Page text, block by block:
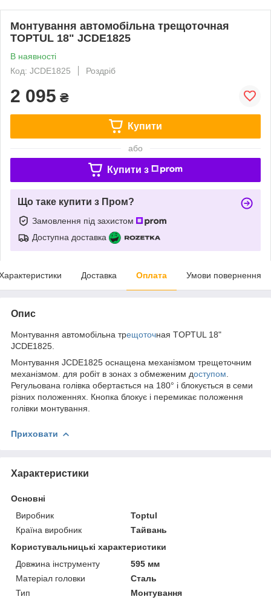
Монтування автомобільна трещоточная
TOPTUL 18" JCDE1825
В наявності
Код: JCDE1825
Роздріб
2 095 ₴
Купити
або
Купити з
Що таке купити з Пром?
Замовлення під захистом
Доступна доставка
Доставка Оплата Умови повернення
Опис
Монтування автомобільна трещоточная TOPTUL 18"
JCDE1825.
Монтування JCDE1825 оснащена механізмом трещеточним
механізмом. для робіт в зонах з обмеженим доступом
Регульована голівка обертається на 180° і блокується в семи
різних положеннях. Кнопка блокує і перемикає положення
голівки монтування.
Приховати
Характеристики
Основні
Виробник
Toptul
Країна виробник
Тайвань
Користувальницькі характеристики
Довжина інструменту
595 мм
Матеріал головки
Сталь
Тип
Монтування